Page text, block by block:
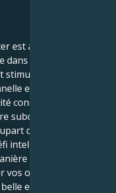
est activé par le
le Gémeaux
à parts
et la curiosité
consciente a soif de
subconscient, la
de vos actions,
intellectuel, de
insouciante de
objectifs. C'est
et captivante.